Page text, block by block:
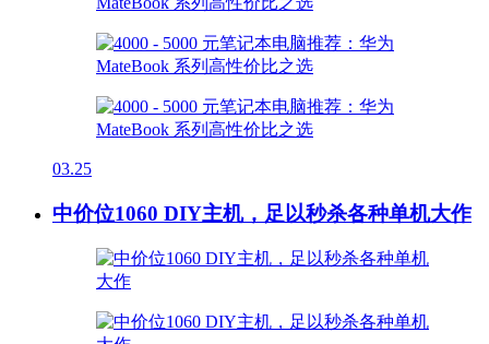
03.25
中价位1060 DIY主机，足以秒杀各种单机大作